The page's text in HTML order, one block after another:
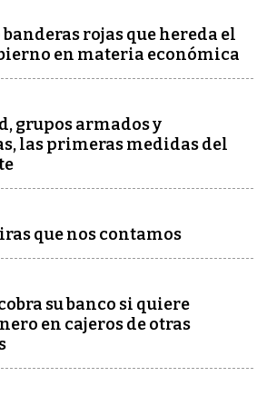
rojas que hereda el
en materia económica
grupos armados y
las primeras medidas del
que nos contamos
su banco si quiere
en cajeros de otras